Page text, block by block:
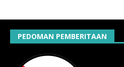
PEDOMAN PEMBERITAAN